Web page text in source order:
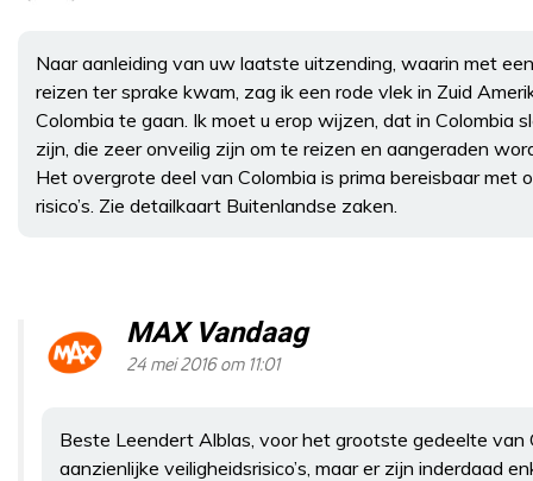
Naar aanleiding van uw laatste uitzending, waarin met
reizen ter sprake kwam, zag ik een rode vlek in Zuid
Colombia te gaan. Ik moet u erop wijzen, dat in Colombia
zijn, die zeer onveilig zijn om te reizen en aangeraden
Het overgrote deel van Colombia is prima bereisbaar met
risico’s. Zie detailkaart Buitenlandse zaken.
MAX Vandaag
24 mei 2016 om 11:01
Beste Leendert Alblas, voor het grootste gedeelte van
aanzienlijke veiligheidsrisico’s, maar er zijn inderdaad